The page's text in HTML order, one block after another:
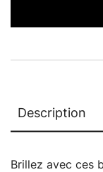
Description
Brillez avec ces